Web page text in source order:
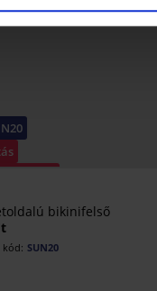
bikinifelső
kód: SUN20